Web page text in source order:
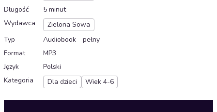
Długość
5 minut
Wydawca
Zielona Sowa
Typ
Audiobook - pełny
Format
MP3
Język
Polski
Kategoria
Dla dzieci Wiek 4-6